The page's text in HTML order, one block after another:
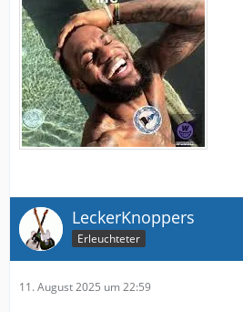
LeckerKnoppers
Erleuchteter
11. August 2025 um 22:59